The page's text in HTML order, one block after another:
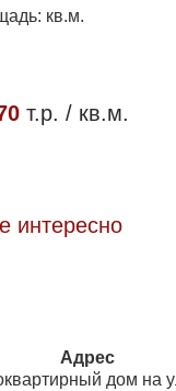
кв.м.
т.р. / кв.м.
интересно
Адрес
дом на